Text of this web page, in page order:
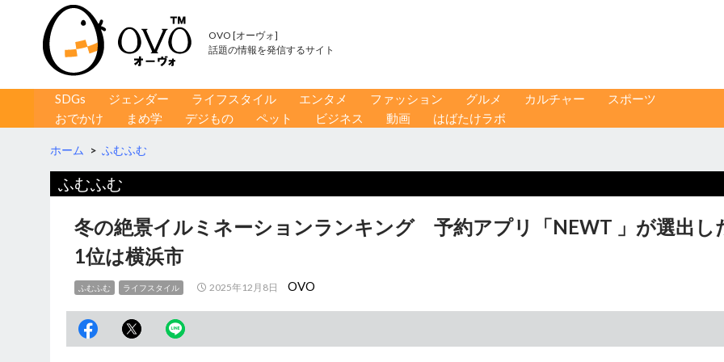
OVO [オーヴォ]
話題の情報を発信するサイト
コンテンツへ移動
SDGs ジェンダー ライフスタイル エンタメ ファッション グルメ カルチャー
スポーツ
おでかけ
まめ学 デジもの ペット ビジネス 動画 はばたけラボ
ホーム > ふむふむ
ふむふむ
冬の絶景イルミネーションランキング 予約アプリ「NEWT 」が選出し
1位は横浜市
ふむふむ ライフスタイル 2025年12月8日 OVO